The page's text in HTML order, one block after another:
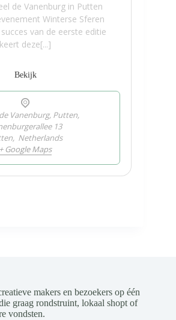
de Vanenburg in Putten
Winterse Sferen
van de eerste editie
keert deze[...]
Bekijk
Vanenburg, Putten,
13
, Netherlands
+ Google Maps
makers en bezoekers op één
graag rondstruint, lokaal shopt of
vondsten.